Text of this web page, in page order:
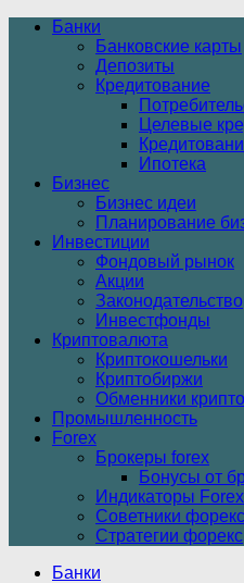
Банки
Банковские карты
Депозиты
Кредитование
Целевые
Ипотека
Бизнес
Бизнес идеи
Планирование
Инвестиции
Фондовый рынок
Акции
Законодательство
Инвестфонды
Криптовалюта
Криптокошельки
Криптобиржи
Обменники
Промышленность
Forex
Брокеры forex
Бонусы от
Индикаторы Forex
Советники форекс
Стратегии форекс
Банки